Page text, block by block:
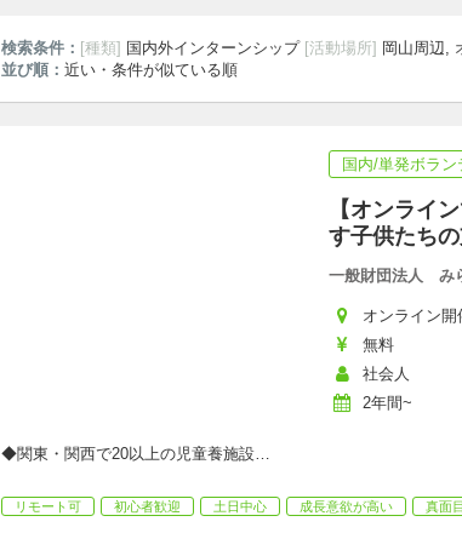
検索条件： [種類] 国内外インターンシップ [活動場所] 岡山周辺,
並び順： 近い・条件が似ている順
国内/単発ボラン
【オンライ
す子供たち
一般財団法人 み
オンライン
無料
社会人
2年間~
◆関東・関西で20以上の児童養施設…
リモート可 初心者歓迎 土日中心 成長意欲が高い 真面